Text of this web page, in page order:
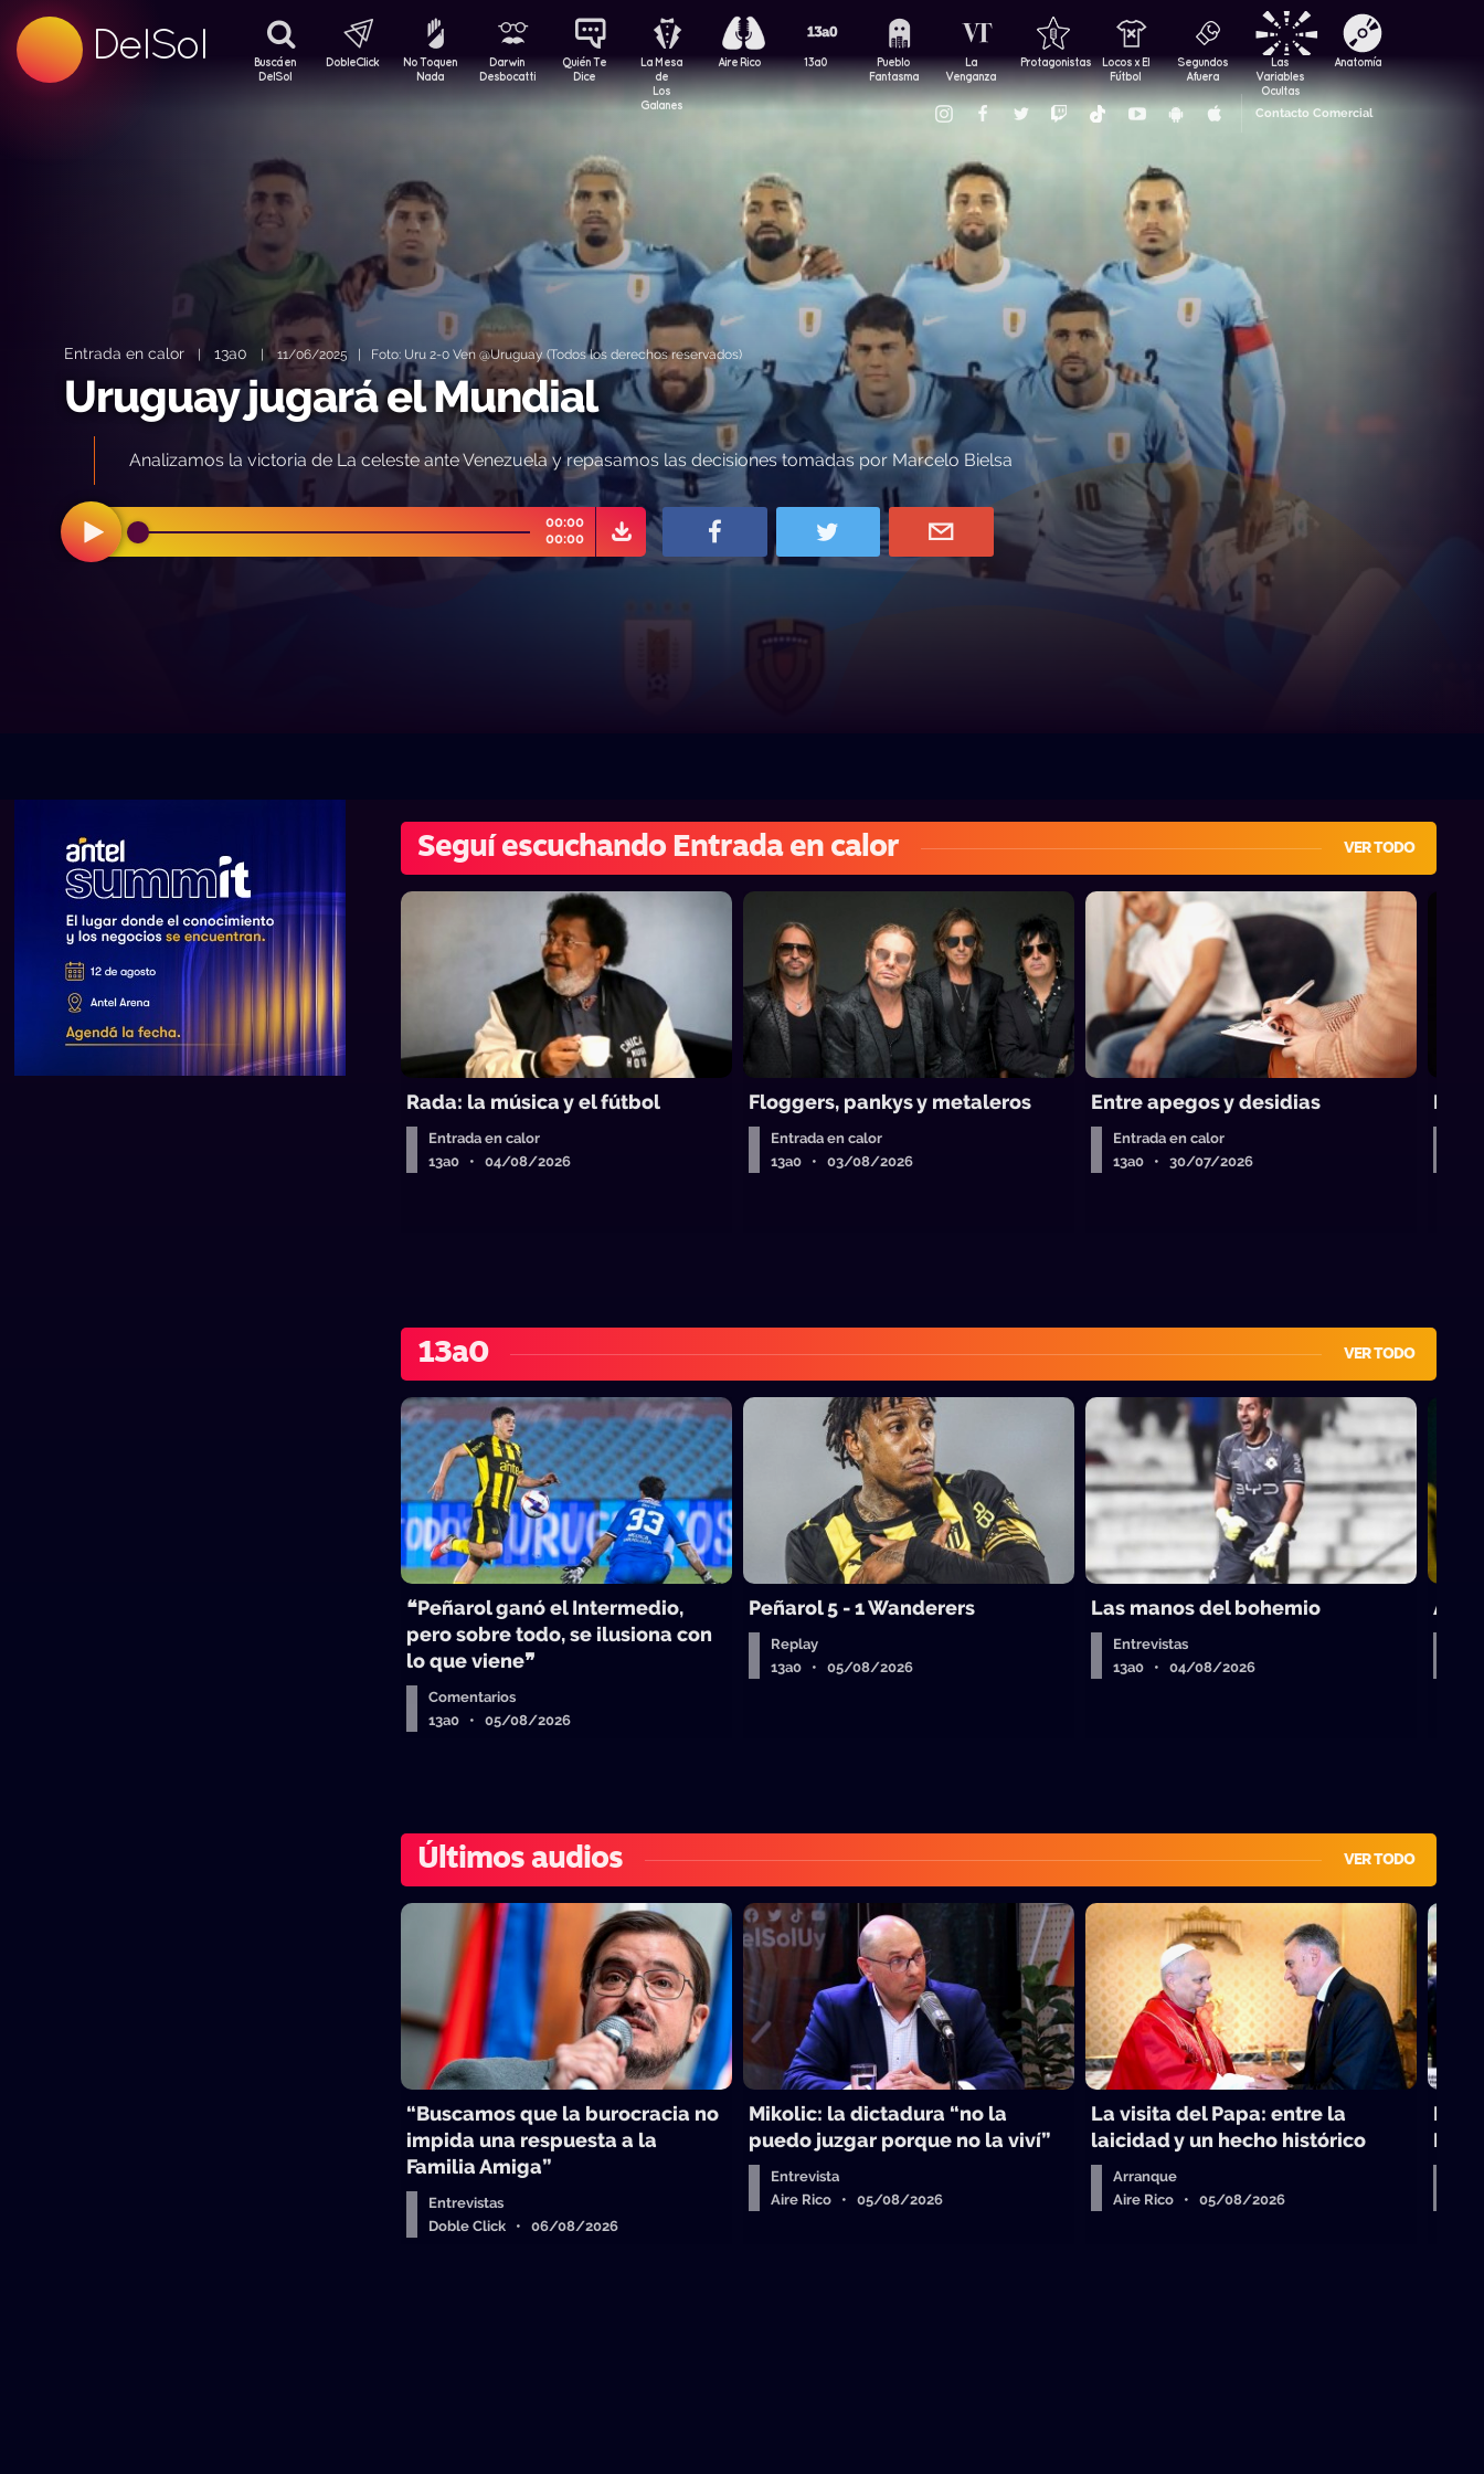
DelSol
99.5 FM
Buscá en
DelSol
DobleClick
No Toquen
Nada
Darwin
Desbocatti
Quién Te
Dice
La Mesa
de
Los
Galanes
Aire Rico 13a0
Pueblo
Fantasma
La
Venganza
Protagonistas
Locos x El
Fútbol
Segundos
Afuera
Las
Variables
Ocultas
Anatomía
Contacto Comercial
Entrada en calor| 13a0 | 11/06/2025 | Foto: Uru 2-0 Ven @Uruguay (Todos los derechos reservados)
Uruguay jugará el Mundial
Analizamos la victoria de La celeste ante Venezuela y repasamos las decisiones tomadas por Marcelo Bielsa
00:00
00:00
Seguí escuchando Entrada en calor VER TODO
Rada: la música y el fútbol
Entrada en calor
13a0 • 04/08/2026
Floggers, pankys y metaleros
Entrada en calor
13a0 • 03/08/2026
Entre apegos y desidias
Entrada en calor
13a0 • 30/07/2026
13a0 VER TODO
❝Peñarol ganó el Intermedio,
pero sobre todo, se ilusiona con
lo que viene❞
Comentarios
13a0 • 05/08/2026
Peñarol 5 - 1 Wanderers
Replay
13a0 • 05/08/2026
Las manos del bohemio
Entrevistas
13a0 • 04/08/2026
A
Últimos audios VER TODO
“Buscamos que la burocracia no
impida una respuesta a la
Familia Amiga”
Entrevistas
Doble Click • 06/08/2026
Mikolic: la dictadura “no la
puedo juzgar porque no la viví”
Entrevista
Aire Rico • 05/08/2026
La visita del Papa: entre la
laicidad y un hecho histórico
Arranque
Aire Rico • 05/08/2026
La